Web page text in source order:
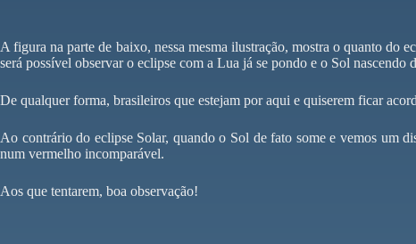
A figura na parte de baixo, nessa mesma ilustração, mostra o quanto do
será possível observar o eclipse com a Lua já se pondo e o Sol
De qualquer forma, brasileiros que estejam por aqui e quiserem ficar
Ao contrário do eclipse Solar, quando o Sol de fato some e vemos um
num vermelho incomparável.
Aos que tentarem, boa observação!